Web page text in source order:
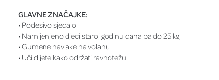
GLAVNE ZNAČAJKE:
• Podesivo sjedalo
• Namijenjeno djeci staroj godinu dana pa do 25 kg
• Gumene navlake na volanu
• Uči dijete kako održati ravnotežu